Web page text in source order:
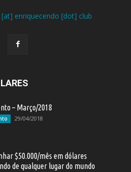
enriquecendo [dot] club
– Março/2018
29/04/2018
$50.000/mês em dólares
de qualquer lugar do mundo